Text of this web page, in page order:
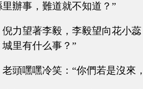
里辦事，難道就不知道？”
倪力望著李毅，李毅望向花小
里有什么事？”
老頭嘿嘿冷笑：“你們若是沒來